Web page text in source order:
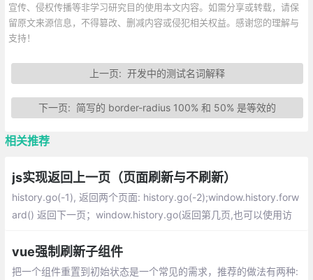
宣传、侵权传播等非学习研究目的使用本文内容。如需分享或转载，请保
留原文来源信息，不得篡改、删减内容或侵犯相关权益。感谢您的理解与
支持！
上一页: 开发中的测试名词解释
下一页: 简写的 border-radius 100% 和 50% 是等效的
相关推荐
js实现返回上一页（页面刷新与不刷新）
history.go(-1), 返回两个页面: history.go(-2);window.history.forw
ard() 返回下一页；window.history.go(返回第几页,也可以使用访
vue强制刷新子组件
把一个组件重置到初始状态是一个常见的需求，推荐的做法有两种: